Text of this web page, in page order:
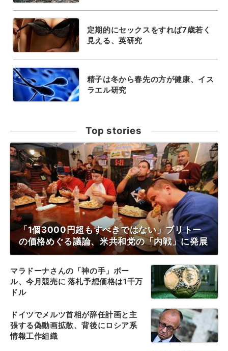
定期的にセックスをすれば7歳若く
見える、英研究
精子は冬から春先の方が健康、イス
ラエル研究
Top stories
「1個3000円超もすべきではない」ブリトー
の価格めぐる議論、米共和党の「内戦」に発展
マラドーナさんの「神の手」ボー
ル、今月競売に 落札予想価格は1千万
ドル
ドイツでメルツ首相が辞任計画と主
張する偽動画拡散、背後にロシア系
情報工作組織